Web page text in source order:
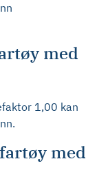
med
1,00 kan
med